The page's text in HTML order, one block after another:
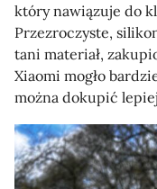
który nawiązuje do
Przezroczyste,
tani materiał,
Xiaomi mogło
można dokupić